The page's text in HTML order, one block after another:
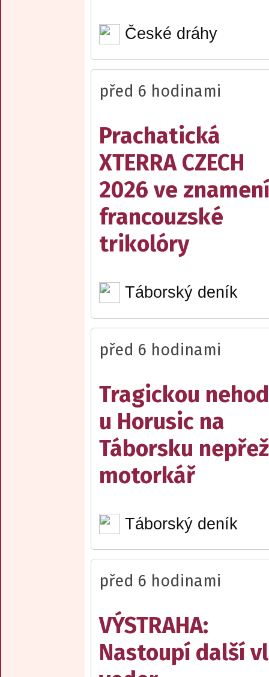
České dráhy
před 6 hodinami
Prachatická
XTERRA CZECH
2026 ve znamení
francouzské
trikolóry
Táborský deník
před 6 hodinami
Tragickou
u Horusic na
Táborsku
motorkář
Táborský deník
před 6 hodinami
VÝSTRAHA:
Nastoupí další